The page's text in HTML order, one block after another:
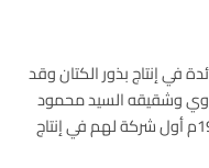
في إنتاج بذور الكتان وقد
وشقيقه السيد محمود
النواوي الذين أسسوا في السابق عام 1971م أول شركة لهم في إنتاج